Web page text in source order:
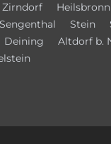
Zirndorf Heilsbronn
Sengenthal Stein
Deining Altdorf b.